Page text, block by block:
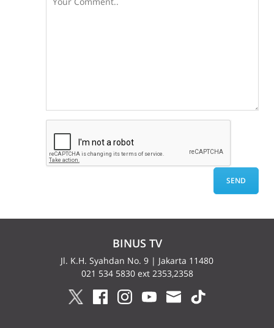
BINUS TV
Jl. K.H. Syahdan No. 9 | Jakarta 11480
021 534 5830 ext 2353,2358